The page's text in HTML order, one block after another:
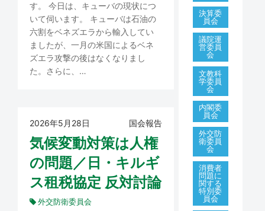
す。 今日は、キューバの現状につ
いて伺います。 キューバは石油の
六割をベネズエラから輸入してい
ましたが、一月の米国によるベネ
ズエラ攻撃の後はなくなりまし
た。さらに、…
2026年5月28日 国会報告
気候変動対策は人権
の問題／日・キルギ
ス租税協定 反対討論
外交防衛委員会
決算委
員会
議院運
営委員
会
文教科
学委員
会
内閣委
員会
外交防
衛委員
会
消費者
問題に
関する
特別委
員会